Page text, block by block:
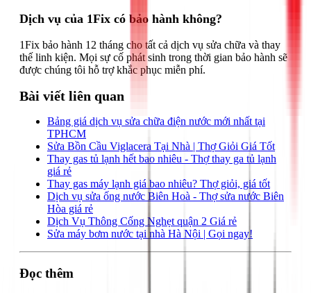
Dịch vụ của 1Fix có bảo hành không?
1Fix bảo hành 12 tháng cho tất cả dịch vụ sửa chữa và thay
thế linh kiện. Mọi sự cố phát sinh trong thời gian bảo hành sẽ
được chúng tôi hỗ trợ khắc phục miễn phí.
Bài viết liên quan
Bảng giá dịch vụ sửa chữa điện nước mới nhất tại
TPHCM
Sửa Bồn Cầu Viglacera Tại Nhà | Thợ Giỏi Giá Tốt
Thay gas tủ lạnh hết bao nhiêu - Thợ thay ga tủ lạnh
giá rẻ
Thay gas máy lạnh giá bao nhiêu? Thợ giỏi, giá tốt
Dịch vụ sửa ống nước Biên Hoà - Thợ sửa nước Biên
Hòa giá rẻ
Dịch Vụ Thông Cống Nghẹt quận 2 Giá rẻ
Sửa máy bơm nước tại nhà Hà Nội | Gọi ngay!
Đọc thêm